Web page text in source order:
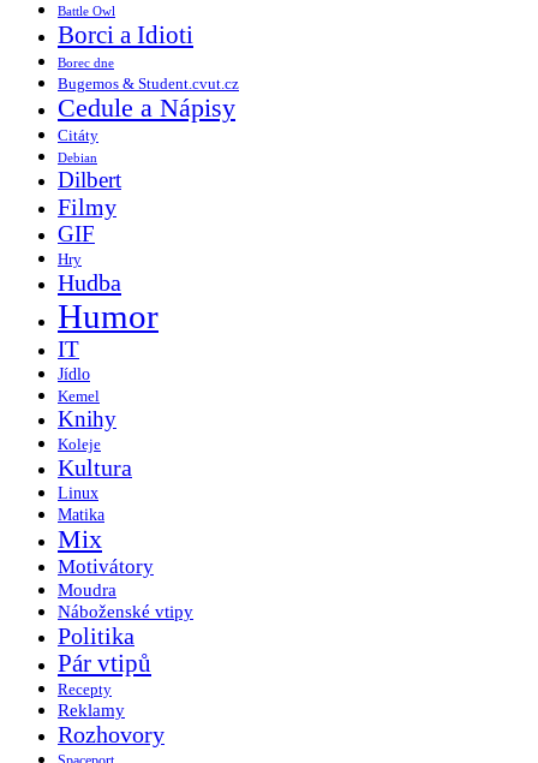
Battle Owl
Borci a Idioti
Borec dne
Bugemos & Student.cvut.cz
Cedule a Nápisy
Citáty
Debian
Dilbert
Filmy
GIF
Hry
Hudba
Humor
IT
Jídlo
Kemel
Knihy
Koleje
Kultura
Linux
Matika
Mix
Motivátory
Moudra
Náboženské vtipy
Politika
Pár vtipů
Recepty
Reklamy
Rozhovory